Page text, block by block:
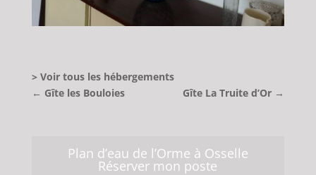
> Voir tous les hébergements
← Gîte les Bouloies Gîte La Truite d’Or →
Plan d’eau de l’Orme à Osselle
Réserver mon poste